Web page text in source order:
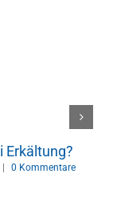
Erkältung?
0 Kommentare